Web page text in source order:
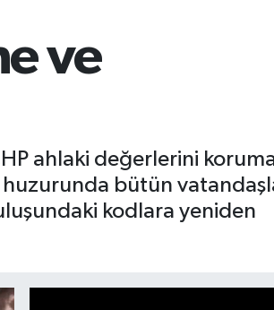
64.602,05
ve
ahlaki değerlerini
bütün
kodlara yeniden